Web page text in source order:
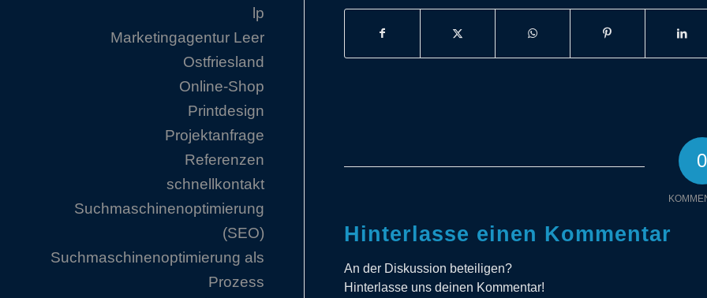
0
Hinterlasse einen Kommentar
An der Diskussion beteiligen?
Hinterlasse uns deinen Kommentar!
lp
Marketingagentur Leer
Ostfriesland
Online-Shop
Printdesign
Projektanfrage
Referenzen
schnellkontakt
Suchmaschinenoptimierung
(SEO)
Suchmaschinenoptimierung als
Prozess